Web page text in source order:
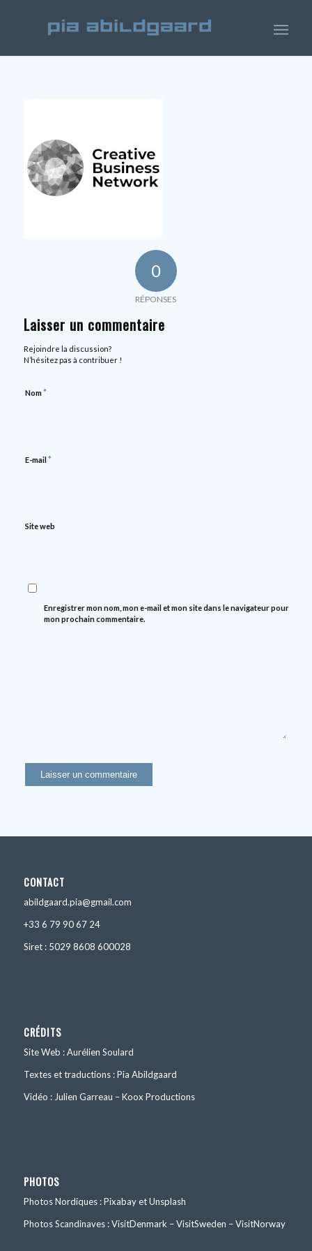
0
RÉPONSES
Laisser un commentaire
Rejoindre la discussion?
N’hésitez pas à contribuer !
Nom*
E-mail *
Site web
Enregistrer mon nom, mon e-mail et mon site dans le navigateur pour
mon prochain commentaire.
CONTACT
abildgaard.pia@gmail.com
+33 6 79 90 67 24
Siret : 5029 8608 600028
CRÉDITS
Site Web : Aurélien Soulard
Textes et traductions : Pia Abildgaard
Vidéo : Julien Garreau – Koox Productions
PHOTOS
Photos Nordiques : Pixabay et Unsplash
Photos Scandinaves : VisitDenmark – VisitSweden – VisitNorway